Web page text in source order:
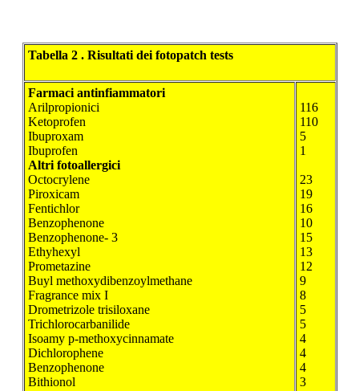
Tabella 2 . Risultati dei fotopatch tests
Farmaci antinfiammatori
Arilpropionici
Ketoprofen
Ibuproxam
Ibuprofen
Altri fotoallergici
Octocrylene
Piroxicam
Fentichlor
Benzophenone
Benzophenone- 3
Ethyhexyl
Prometazine
Buyl methoxydibenzoylmethane
Fragrance mix I
Drometrizole trisiloxane
Trichlorocarbanilide
Isoamy p-methoxycinnamate
Dichlorophene
Benzophenone
Bithionol
116
110
5
1
23
19
16
10
15
13
12
9
8
5
5
4
4
4
3